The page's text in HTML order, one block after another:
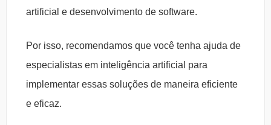
artificial e desenvolvimento de software.
Por isso, recomendamos que você tenha ajuda de
especialistas em inteligência artificial para
implementar essas soluções de maneira eficiente
e eficaz.